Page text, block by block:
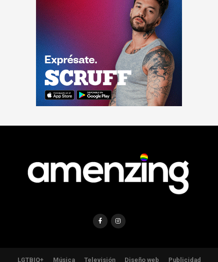
LGTBIQ+ Música Televisión Diseño web Publicidad